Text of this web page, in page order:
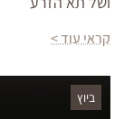
קראי עוד >
ביוץ